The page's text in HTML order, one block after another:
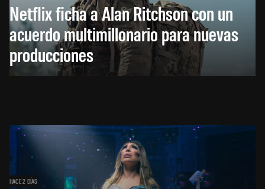
Netflix ficha a Alan Ritchson con un
acuerdo multimillonario para nuevas
producciones
HACE 2 DÍAS